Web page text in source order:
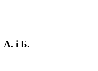
А. і Б.